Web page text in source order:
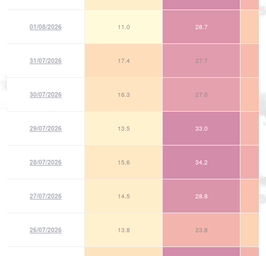
01/08/2026 11.0 28.7
31/07/2026 17.4 27.7
30/07/2026 16.3 27.0
29/07/2026 13.5 33.0
28/07/2026 15.6 34.2
27/07/2026 14.5 28.8
26/07/2026 13.8 23.8